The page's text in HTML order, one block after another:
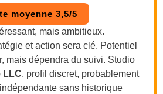
moyenne 3,5/5
mais ambitieux.
et action sera clé. Potentiel
mais dépendra du suivi. Studio
LLC, profil discret, probablement
sans historique